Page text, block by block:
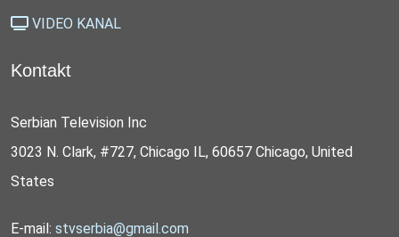
VIDEO KANAL
Kontakt
Serbian Television Inc
3023 N. Clark, #727, Chicago IL, 60657 Chicago, United
States
E-mail: stvserbia@gmail.com